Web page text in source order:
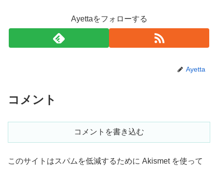
Ayettaをフォローする
Ayetta
コメント
コメントを書き込む
このサイトはスパムを低減するために Akismet を使って